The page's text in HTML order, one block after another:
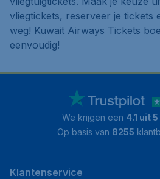
vliegtickets, reserveer je tickets
weg! Kuwait Airways Tickets
eenvoudig!
We krijgen een 4.1 uit 5
Op basis van 8255
Klantenservice